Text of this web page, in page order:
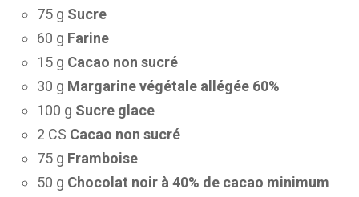
75 g Sucre
60 g Farine
15 g Cacao non sucré
30 g Margarine végétale allégée 60%
100 g Sucre glace
2 CS Cacao non sucré
75 g Framboise
50 g Chocolat noir à 40% de cacao minimum